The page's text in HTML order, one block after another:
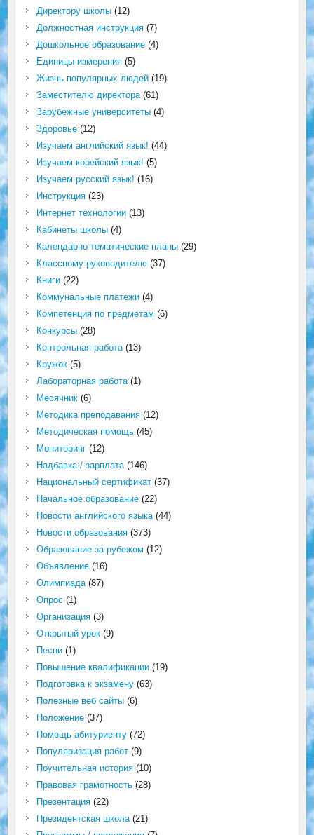
Директору школы(12)
Должностная инструкция(7)
Дошкольное образование(4)
Единицы измерения(5)
Жизнь популярных людей(19)
Заместителю директора(61)
Зарубежные университеты(4)
Здоровье(12)
Изучаем английский язык! (44)
Изучаем корейский язык! (5)
Изучаем русский язык! (16)
Инструкция(23)
Интернет технологии(13)
Кабинеты школы(4)
Календарно-тематические планы(29)
Классному руководителю(37)
Книги(22)
Коммунальные платежи(4)
Компетенция по предметам (6)
Конкурсы(28)
Контрольная работа(13)
Кружок(5)
Лабораторная работа(1)
Месячник(6)
Методика преподавания(12)
Методическая помощь(45)
Мониторинг(12)
Надбавка / зарплата(146)
Национальный сертификат(37)
Начальное образование(22)
Новости английского языка(44)
Новости образования(373)
Образование за рубежом (12)
Объявление(16)
Олимпиада(87)
Опрос (1)
Организация(3)
Открытый урок(9)
Песни(1)
Повышение квалификации(19)
Подготовка к экзамену(63)
Полезные веб сайты(6)
Положение(37)
Помощь абитуриенту(72)
Популяризация работ(9)
Поучительная история(10)
Правовая грамотность(28)
Презентация(22)
Президентская школа(21)